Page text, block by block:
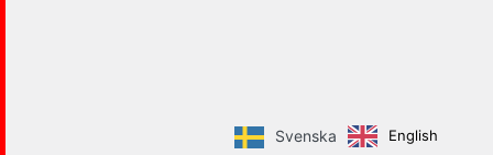
Svenska English